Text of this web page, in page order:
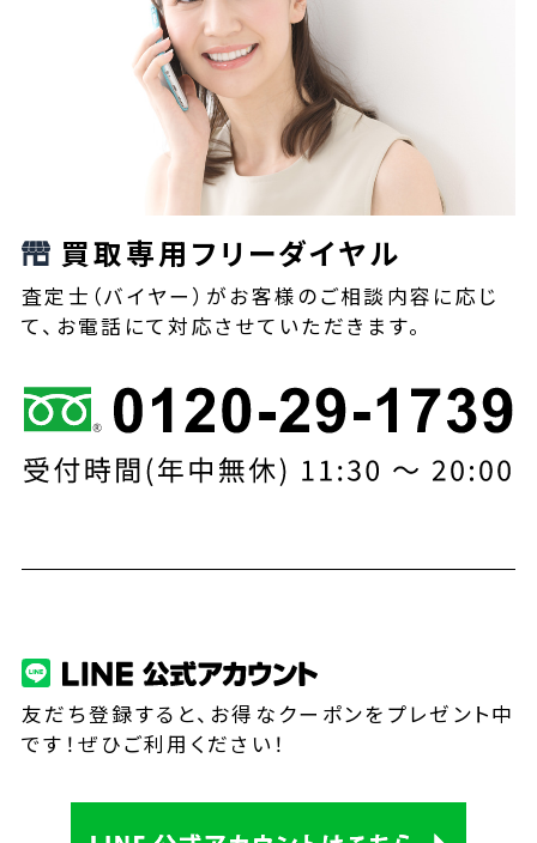
買取専用フリーダイヤル
査定士（バイヤー）がお客様のご相談内容に応じ
て、お電話にて対応させていただきます。
友だち登録すると、お得なクーポンをプレゼント中
です！ぜひご利用ください！